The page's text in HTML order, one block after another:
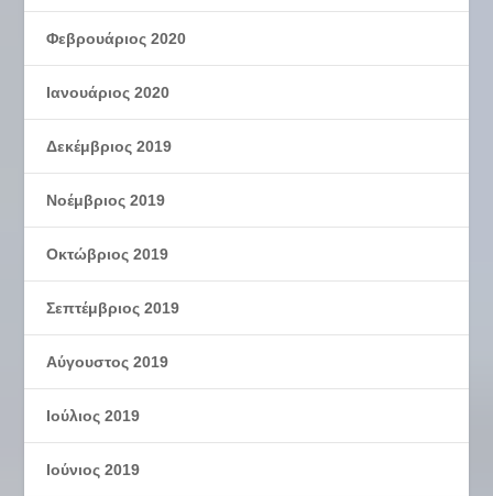
Φεβρουάριος 2020
Ιανουάριος 2020
Δεκέμβριος 2019
Νοέμβριος 2019
Οκτώβριος 2019
Σεπτέμβριος 2019
Αύγουστος 2019
Ιούλιος 2019
Ιούνιος 2019